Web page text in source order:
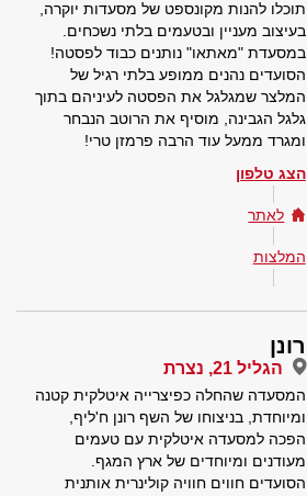
תוכלו להנות מקונספט של מסעדות יוקרה,
בעיצוב מעניין ובטעמים בלתי נשכחים.
במסעדת "מאתאו" נותנים כבוד לפסטה!
הסועדים נהנים ממופע בלתי רגיל של
המלצר שמגלגל את הפסטה לעיניהם בתוך
גלגל הגבינה, מוסיף את הרוטב הנבחר
ומגרד ממעל עוד הרבה פרמזן טרי!
הצג טלפון
לאתר
המלצות
רונן
הגליל 21, נצרת
המסעדה שהחלה כפיצרייה איטלקית קטנה
ומיוחדת, בניצוחו של השף רונן ח'ליף,
הפכה למסעדה איטלקית עם טעמים
מעודנים ומיוחדים של ארץ המגף.
הסועדים חווים חוויה קולינרית אותנית